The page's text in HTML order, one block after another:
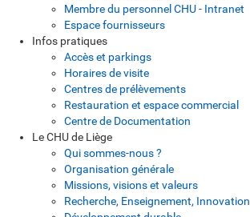
Membre du personnel CHU - Intranet
Espace fournisseurs
Infos pratiques
Accès et parkings
Horaires de visite
Centres de prélèvements
Restauration et espace commercial
Centre de Documentation
Le CHU de Liège
Qui sommes-nous ?
Organisation générale
Missions, visions et valeurs
Recherche, Enseignement, Innovation